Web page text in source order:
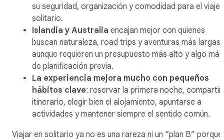
su seguridad, organización y comodidad para el
solitario.
Islandia y Australia encajan mejor con quienes
buscan naturaleza, road trips y aventuras más largas,
aunque requieren un presupuesto más alto y algo más
de planificación previa.
La experiencia mejora mucho con pequeños
hábitos clave: reservar la primera noche, compartir
itinerario, elegir bien el alojamiento, apuntarse a
actividades y mantener siempre el sentido común.
Viajar en solitario ya no es una rareza ni un “plan B” porque